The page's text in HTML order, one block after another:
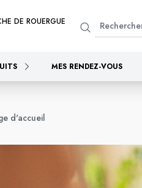
DE ROUERGUE
MES RENDEZ-VOUS
d'accueil